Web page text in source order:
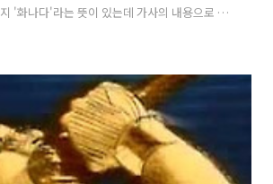
'화나다'라는 뜻이 있는데 가사의 내용으로 보
만 봐도 분통터집니다만- 뮤직비디오는 가사와
를 표현하는 연출들이 이어집니다. 'I'm driving
days'라는 가사와 함께 세발자건거를 타는
장하면 '픽-'하고 웃음이 터지기도 합니다. (참고